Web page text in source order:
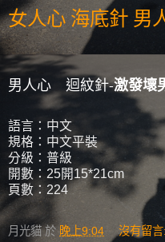
女人心 海底針 男
男人心 迴紋針-激發壞
語言：中文
規格：中文平裝
分級：普級
開數：25開15*21cm
頁數：224
月光貓 於晚上9:04 沒有留言: